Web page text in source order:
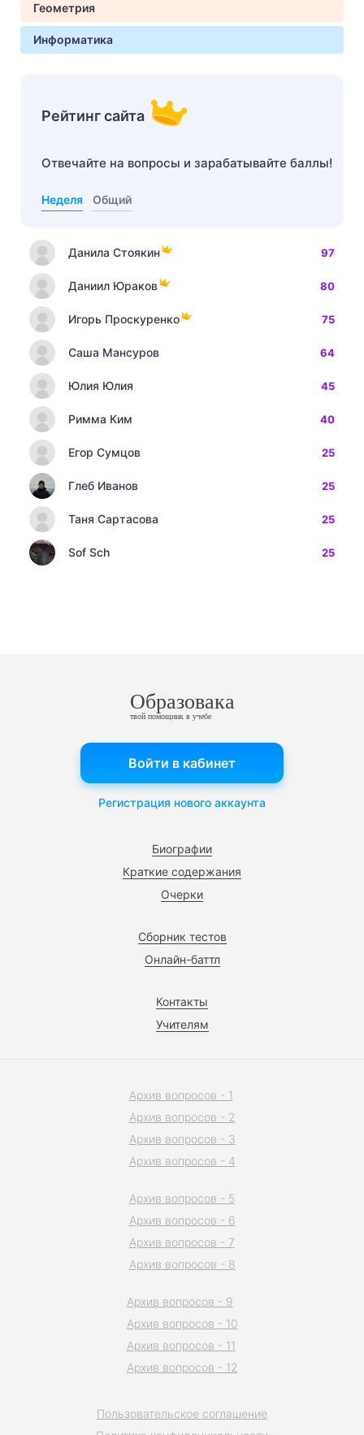
Геометрия
Информатика
Рейтинг сайта
Отвечайте на вопросы и зарабатывайте баллы!
Неделя Общий
Данила Стоякин 97
Даниил Юраков 80
Игорь Проскуренко 75
Саша Мансуров 64
Юлия Юлия 45
Римма Ким 40
Егор Сумцов 25
Глеб Иванов 25
Таня Сартасова 25
Sof Sch 25
Образовака
твой помощник в учебе
Биографии
Краткие содержания
Очерки
Сборник тестов
Онлайн-баттл
Контакты
Учителям
Войти в кабинет
Регистрация нового аккаунта
Пользовательское соглашение
Архив вопросов - 1
Архив вопросов - 2
Архив вопросов - 3
Архив вопросов - 4
Архив вопросов - 5
Архив вопросов - 6
Архив вопросов - 7
Архив вопросов - 8
Архив вопросов - 9
Архив вопросов - 10
Архив вопросов - 11
Архив вопросов - 12